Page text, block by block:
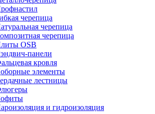
черепица
черепица
черепица
OSB
панели
кровля
элементы
лестницы
и гидроизоляция